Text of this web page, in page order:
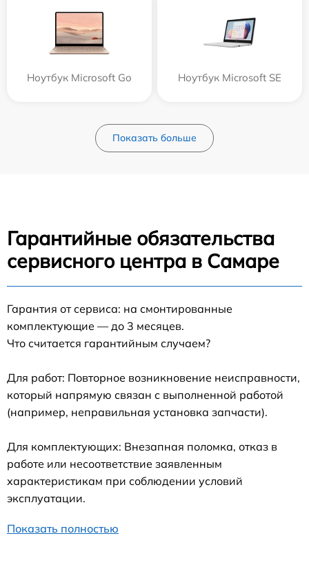
Ноутбук Microsoft Go Ноутбук Microsoft SE
Показать больше
Гарантийные обязательства
сервисного центра в Самаре
Гарантия от сервиса: на смонтированные
комплектующие — до 3 месяцев.
Что считается гарантийным случаем?
Для работ: Повторное возникновение неисправности,
который напрямую связан с выполненной работой
(например, неправильная установка запчасти).
Для комплектующих: Внезапная поломка, отказ в
работе или несоответствие заявленным
характеристикам при соблюдении условий
эксплуатации.
Показать полностью